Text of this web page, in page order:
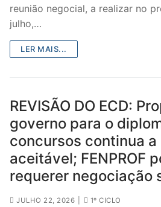
reunião negocial, a realizar no
julho,…
LER MAIS...
REVISÃO DO ECD:
governo para o
concursos continua a
aceitável; FENPROF
requerer negociação
JULHO 22, 2026 1º CICLO